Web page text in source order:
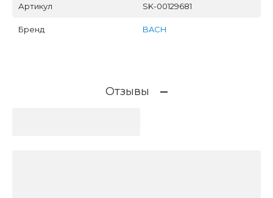
Артикул SK-00129681
Бренд BACH
Отзывы